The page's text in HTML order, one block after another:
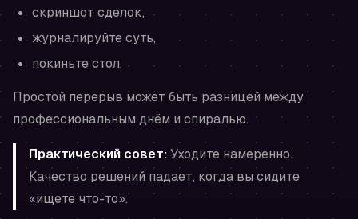
скриншот сделок,
журналируйте суть,
покиньте стол.
Простой перерыв может быть разницей между
профессиональным днём и спиралью.
Практический совет:Уходите намеренно.
Качество решений падает, когда вы сидите
«ищете что-то».